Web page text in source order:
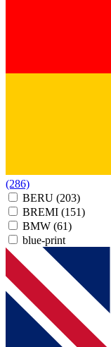
(286)
BERU (203)
BREMI (151)
BMW (61)
blue-print